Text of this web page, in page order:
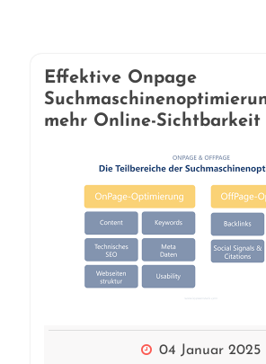
Effektive Onpage
mehr Online-Sichtbarkeit
04 Januar 2025